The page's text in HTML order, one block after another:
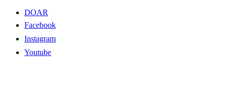
DOAR
Facebook
Instagram
Youtube